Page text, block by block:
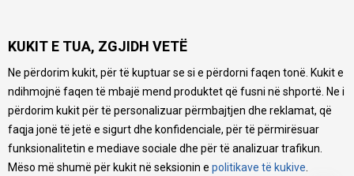
Pyetjet më të shpeshta
Ne bëjmë çmos që të ofrojmë një përshkrim sa më të saktë
të produkteve tona, ofrojmë edhe foto e çmimin, por nuk
mund të garantojmë që informacioni është i plotë e pa
gabime. Të gjitha produktet janë pjesë e portfolios sonë, por
kjo nuk do të thotë se janë në gjendje në çdo çast.
KUKIT E TUA, ZGJIDH VETË
Ne përdorim kukit, për të kuptuar se si e përdorni faqen tonë. Kukit e
ndihmojnë faqen të mbajë mend produktet që fusni në shportë. Ne i
përdorim kukit për të personalizuar përmbajtjen dhe reklamat, që
faqja jonë të jetë e sigurt dhe konfidenciale, për të përmirësuar
funksionalitetin e mediave sociale dhe për të analizuar trafikun.
Mëso më shumë për kukit në seksionin e politikave të kukive